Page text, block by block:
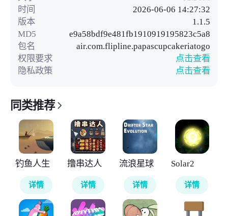
时间
2026-06-06 14:27:32
版本
1.1.5
MD5
e9a58bdf9e481fb1910919195823c5a8
包名
air.com.flipline.papascupcakeriatogo
权限要求
点击查看
隐私政策
点击查看
同类推荐
钓鱼人生
详情
撸串达人
详情
流浪星球
详情
Solar2
详情